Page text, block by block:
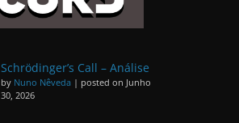
Schrödinger’s Call – Análise
by Nuno Nêveda | posted on Junho
30, 2026